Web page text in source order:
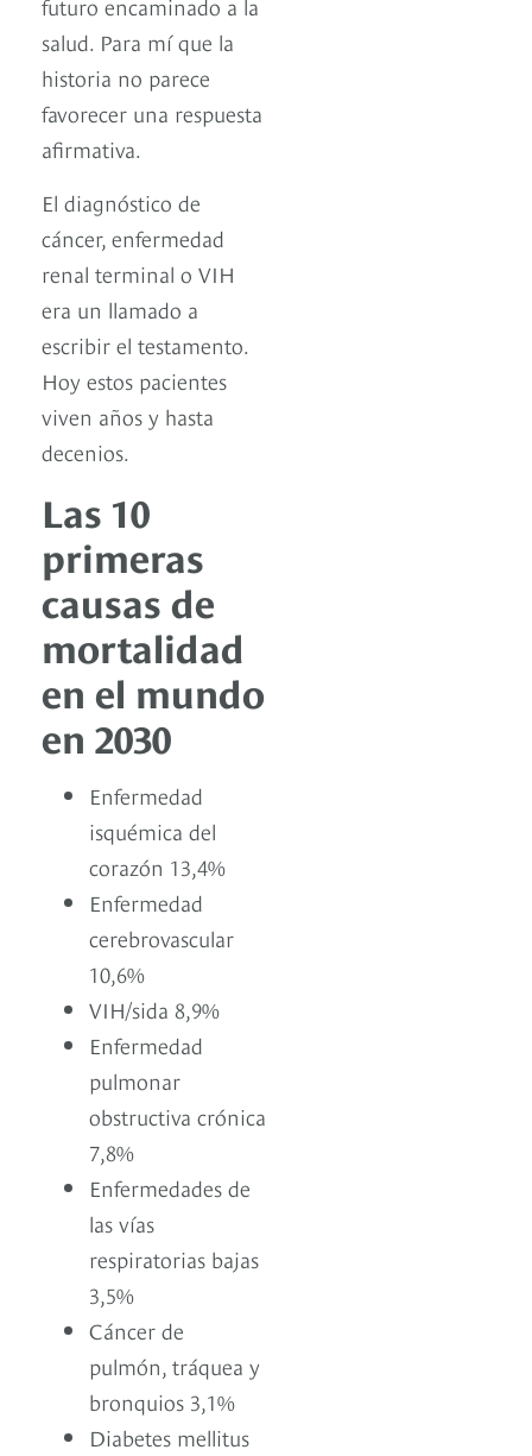
salud. Para mí que la
historia no parece
favorecer una respuesta
afirmativa.
El diagnóstico de
cáncer, enfermedad
renal terminal o VIH
era un llamado a
escribir el testamento.
Hoy estos pacientes
viven años y hasta
decenios.
Las 10
primeras
causas de
mortalidad
en el mundo
en 2030
Enfermedad
isquémica del
corazón 13,4%
Enfermedad
cerebrovascular
10,6%
VIH/sida 8,9%
Enfermedad
pulmonar
obstructiva crónica
7,8%
Enfermedades de
las vías
respiratorias bajas
3,5%
Cáncer de
pulmón, tráquea y
bronquios 3,1%
Diabetes mellitus